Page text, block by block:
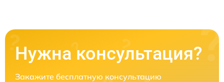
Нужна консультация?
Закажите бесплатную консультацию